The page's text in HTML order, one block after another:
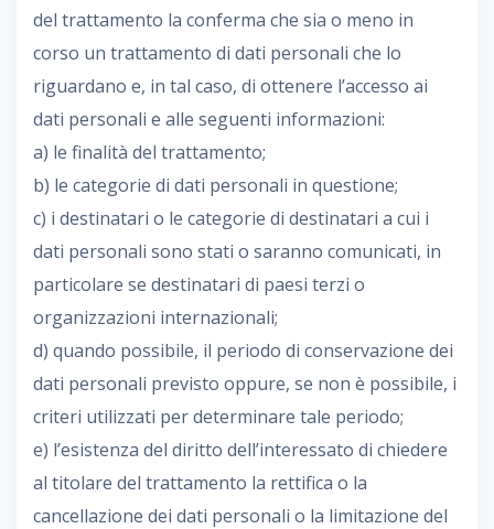
del trattamento la conferma che sia o meno in
corso un trattamento di dati personali che lo
riguardano e, in tal caso, di ottenere l’accesso ai
dati personali e alle seguenti informazioni:
a) le finalità del trattamento;
b) le categorie di dati personali in questione;
c) i destinatari o le categorie di destinatari a cui i
dati personali sono stati o saranno comunicati, in
particolare se destinatari di paesi terzi o
organizzazioni internazionali;
d) quando possibile, il periodo di conservazione dei
dati personali previsto oppure, se non è possibile, i
criteri utilizzati per determinare tale periodo;
e) l’esistenza del diritto dell’interessato di chiedere
al titolare del trattamento la rettifica o la
cancellazione dei dati personali o la limitazione del